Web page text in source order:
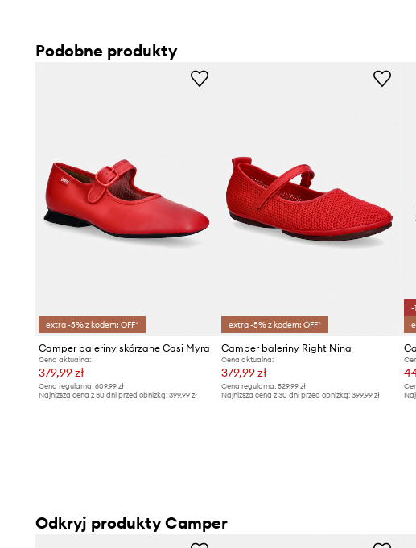
Podobne produkty
extra -5% z kodem: OFF*
Camper baleriny skórzane Casi Myra
Cena aktualna:
379,99 zł
Cena regularna: 609,99 zł
Najniższa cena z 30 dni przed obniżką: 399,99 zł
extra -5% z kodem: OFF*
Camper baleriny Right Nina
Cena aktualna:
379,99 zł
Cena regularna:529,99 zł
Najniższa cena z 30 dni przed obniżką:399,99 zł
-
Odkryj produkty Camper